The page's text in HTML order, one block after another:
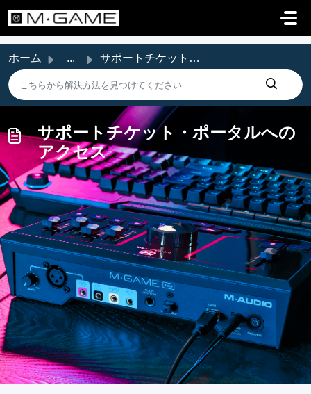
ホーム ... サポートチケット・ポータルへのアクセス
サポートチケット・ポータルへの
アクセス